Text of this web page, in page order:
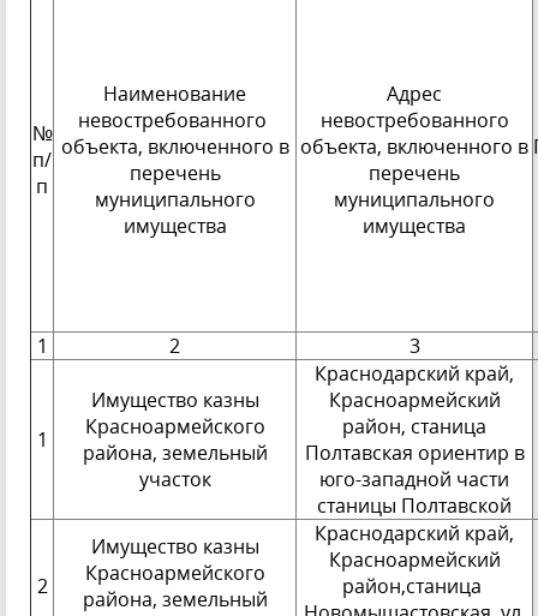
№
п/
п
Наименование
невостребованного
объекта, включенного в
перечень
муниципального
имущества
Адрес
невостребованного
объекта, включенного в
перечень
муниципального
имущества
1 2 3
1
Имущество казны
Красноармейского
района, земельный
участок
Краснодарский край,
Красноармейский
район, станица
Полтавская ориентир в
юго-западной части
станицы Полтавской
2
Имущество казны
Красноармейского
района, земельный
Краснодарский край,
Красноармейский
район,станица